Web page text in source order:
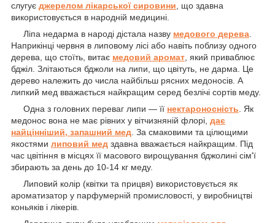
слугує джерелом лікарської сировини, що здавна
використовується в народній медицині.
Ліпа недарма в народі дістала назву медового дерева.
Наприкінці червня в липовому лісі або навіть поблизу одного
дерева, що стоїть, витає медовий аромат, який приваблює
бджіл. Злітаються бджоли на липи, що цвітуть, не дарма. Це
дерево належить до числа найбільш рясних медоносів. А
липкий мед вважається найкращим серед безлічі сортів меду.
Одна з головних переваг липи — її нектароносність. Як
медонос вона не має рівних у вітчизняній флорі, дає
найцінніший, запашний мед. За смаковими та цілющими
якостями липовий мед здавна вважається найкращим. Під
час цвітіння в місцях її масового вирощування бджолині сім'ї
збирають за день до 10-14 кг меду.
Липовий колір (квітки та прицвя) використовується як
ароматизатор у парфумерній промисловості, у виробництві
коньяків і лікерів.